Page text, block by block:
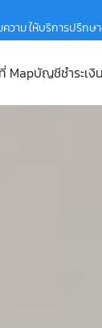
วาม ให้บริการปรึก
Mapบัญชีชำระเงิน